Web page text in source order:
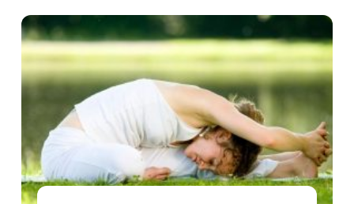
upplevelse för besökare i alla ...